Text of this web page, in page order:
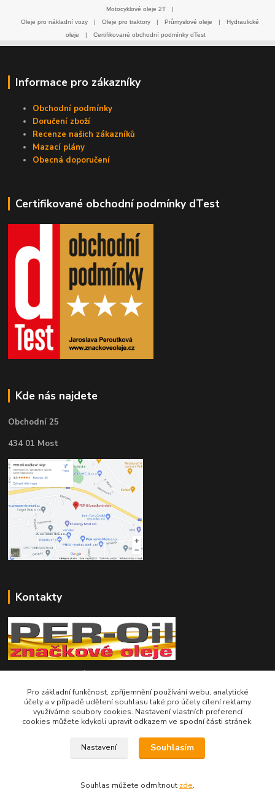
Motocyklové oleje 2T
|
Oleje pro nákladní vozy
| Oleje pro traktory | Průmyslové oleje |
Hydraulické
oleje
| Certifikované obchodní podmínky dTest
Informace pro zákazníky
Obchodní podmínky
Doručení zboží
Recenze našich zákazníků
Mazací plány
Obecná doporučení
Certifikované obchodní podmínky dTest
Kde nás najdete
Obchodní 25
434 01 Most
Kontakty
Telefon pro technické dotazy: 775 113 255
Telefon do našeho obchodu : 774 993 479
info@znackoveoleje.cz
Pro základní funkčnost, zpříjemnění používání webu, analytické
účely a v případě udělení souhlasu také pro účely cílení reklamy
využíváme soubory cookies. Nastavení vlastních preferencí
cookies můžete kdykoli upravit odkazem ve spodní části stránek.
Nastavení Souhlasím
Souhlas můžete odmítnout zde.